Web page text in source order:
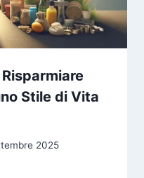
Stile di Vita
2025